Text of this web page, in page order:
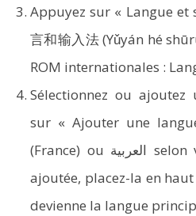
Appuyez sur « Langue et
言和输入法 (Yǔyán hé
ROM internationales :
Sélectionnez ou
sur « Ajouter une
(France) ou العربية selon votre besoin. Une fois
ajoutée, placez-la en
devienne la langue